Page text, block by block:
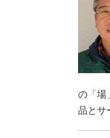
の「場
品とサ